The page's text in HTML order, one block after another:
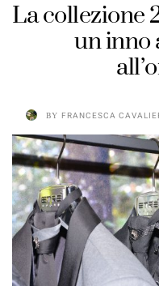
La collezione
un inno
BY FRANCESCA